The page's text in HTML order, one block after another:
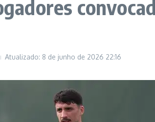
Atualizado: 8 de junho de 2026 22:16